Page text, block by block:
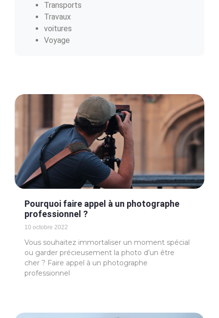
Transports
Travaux
voitures
Voyage
Pourquoi faire appel à un photographe
professionnel ?
10 octobre 2022
Vous souhaitez immortaliser un moment spécial
ou garder précieusement la photo d’un être
cher ? Faire appel à un photographe
professionnel